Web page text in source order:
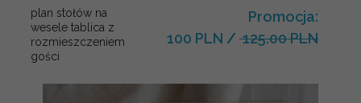
plan stołów na
wesele tablica z
rozmieszczeniem
gości
Promocja:
100 PLN / 125.00 PLN